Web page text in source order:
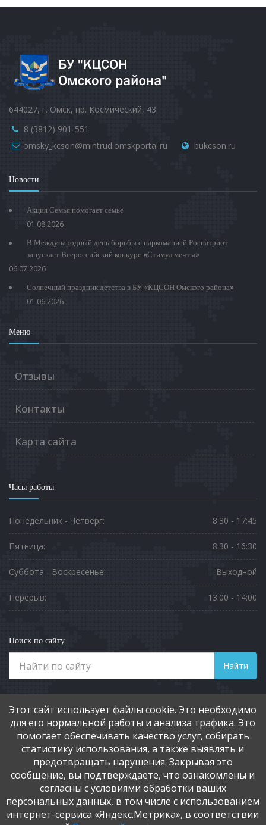
644027, г. Омск, пр. Космический, 43
8 (3812) 901-551
omsky_kcson@mintrud.omskportal.ru
bukcson.ru
Новости
Акция Семья помогает семье
01.08.2026
В Международный день борьбы с наркоманией Роспатриот
запускает Всероссийский конкурс «Стимул мечты»
06.07.2026
Солнечный праздник детства в БУ «КЦСОН Омского района»
01.06.2026
Меню
Отзывы
Контакты
Карта сайта
Часы работы
Понедельник - Четверг: 8:30 - 17:45
Пятница: 8:30 - 16:30
Суббота - Воскресенье: Выходной
Перерыв: 13:00 - 14:00
Поиск по сайту
Найти
Телефоны
8 (3812) 901-551
Социальные сети
Этот сайт использует файлы cookie. Это необходимо
для его нормальной работы и анализа трафика. Это
помогает обеспечивать качество услуг, собирать
статистику использования, а также выявлять и
предотвращать нарушения. Закрывая это
сообщение, вы подтверждаете, что ознакомлены и
согласны с условиями обработки ваших
персональных данных, в том числе с использованием
интернет-сервиса «Яндекс.Метрика», в соответствии